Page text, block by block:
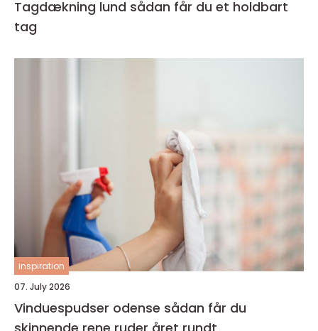
Tagdækning lund sådan får du et holdbart
tag
inspiration
07. July 2026
Vinduespudser odense sådan får du